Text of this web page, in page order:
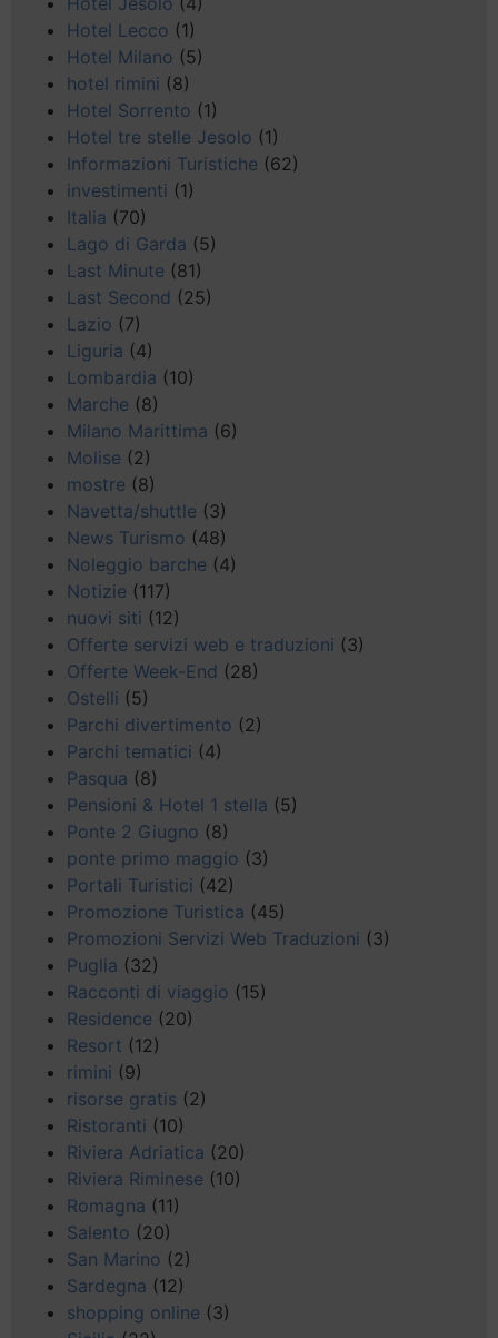
Hotel Lecco (1)
Hotel Milano (5)
hotel rimini (8)
Hotel Sorrento (1)
Hotel tre stelle Jesolo (1)
Informazioni Turistiche (62)
investimenti (1)
Italia (70)
Lago di Garda (5)
Last Minute (81)
Last Second (25)
Lazio (7)
Liguria (4)
Lombardia (10)
Marche (8)
Milano Marittima (6)
Molise (2)
mostre (8)
Navetta/shuttle (3)
News Turismo (48)
Noleggio barche (4)
Notizie (117)
nuovi siti (12)
Offerte servizi web e traduzioni (3)
Offerte Week-End (28)
Ostelli (5)
Parchi divertimento (2)
Parchi tematici (4)
Pasqua (8)
Pensioni & Hotel 1 stella (5)
Ponte 2 Giugno (8)
ponte primo maggio (3)
Portali Turistici (42)
Promozione Turistica (45)
Promozioni Servizi Web Traduzioni (3)
Puglia (32)
Racconti di viaggio (15)
Residence (20)
Resort (12)
rimini (9)
risorse gratis (2)
Ristoranti (10)
Riviera Adriatica (20)
Riviera Riminese (10)
Romagna (11)
Salento (20)
San Marino (2)
Sardegna (12)
shopping online (3)